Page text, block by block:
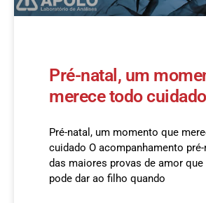
Pré-natal, um
merece todo cuidado
Pré-natal, um momento que
cuidado O acompanhamento
das maiores provas de amor que
pode dar ao filho quando